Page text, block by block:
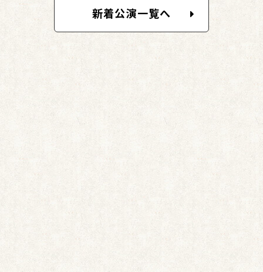
新着公演一覧へ